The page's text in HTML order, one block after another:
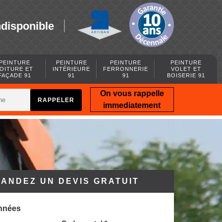
ET
91
PEINTURE
INTÉRIEURE
91
PEINTURE
FERRONNERIE
91
PEINTURE
VOLET ET
BOISERIE 91
On vous rappelle
immediatement
UN DEVIS GRATUIT